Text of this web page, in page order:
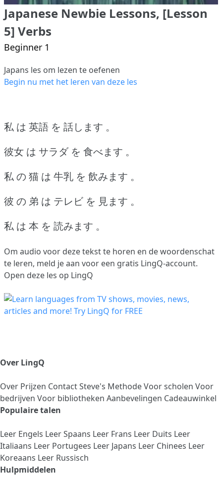
Japanese Newbie Lessons, [Lesson
5] Verbs
Beginner 1
Japans les om lezen te oefenen
Begin nu met het leren van deze les
私 は 英語 を 話します 。
彼女 は サラダ を 食べます 。
私 の 猫 は 牛乳 を 飲みます 。
彼 の 弟 は テレビ を 見ます 。
私 は 本 を 読みます 。
Om audio voor deze tekst te horen en de woordenschat
te leren, meld je aan voor een gratis LingQ-account.
Open deze les op LingQ
Over LingQ
Over Prijzen ContactSteve's MethodeVoor scholen Voor
bedrijven Voor bibliotheken Aanbevelingen Cadeauwinkel
Populaire talen
Leer Engels Leer Spaans Leer Frans Leer Duits Leer
Italiaans Leer Portugees Leer Japans Leer Chinees Leer
Koreaans Leer Russisch
Hulpmiddelen